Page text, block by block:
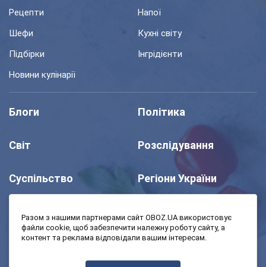
Рецепти
Напої
Шефи
Кухні світу
Підбірки
Інгрідієнти
Новини кулінарії
Блоги Політика
Світ Розслідування
Суспільство Регіони України
Шоу Спорт
Моя школа
Разом з нашими партнерами сайт OBOZ.UA використовує
файли cookie, щоб забезпечити належну роботу сайту, а
контент та реклама відповідали вашим інтересам.